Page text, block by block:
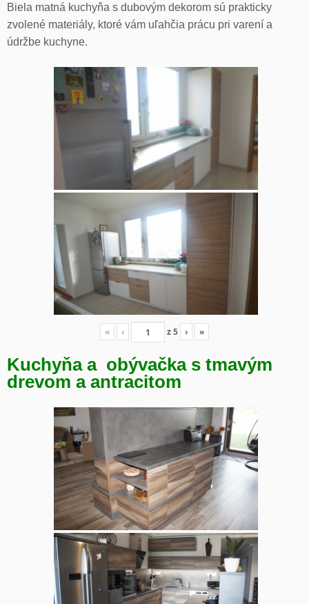
Biela matná kuchyňa s dubovým dekorom sú prakticky
zvolené materiály, ktoré vám uľahčia prácu pri varení a
údržbe kuchyne.
« ‹ z5 › »
Kuchyňa a obývačka s tmavým
drevom a antracitom